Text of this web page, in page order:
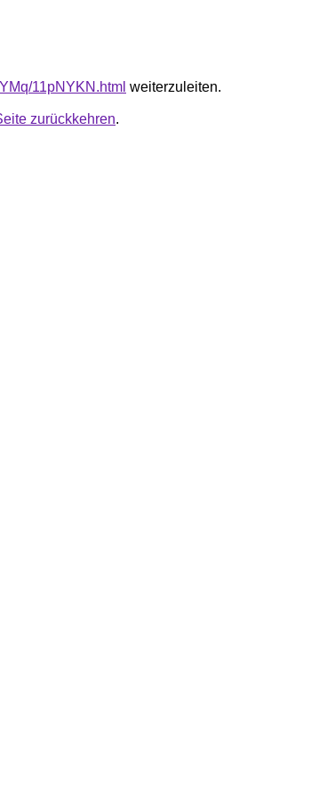
11pNYKN.html weiterzuleiten.
zurückkehren.